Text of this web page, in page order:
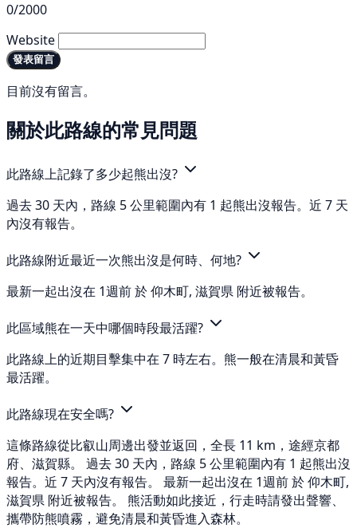
0/2000
Website
發表留言
目前沒有留言。
關於此路線的常見問題
此路線上記錄了多少起熊出沒?
過去 30 天內，路線 5 公里範圍內有 1 起熊出沒報告。近 7 天
內沒有報告。
此路線附近最近一次熊出沒是何時、何地?
最新一起出沒在 1週前 於 仰木町, 滋賀県 附近被報告。
此區域熊在一天中哪個時段最活躍?
此路線上的近期目擊集中在 7 時左右。熊一般在清晨和黃昏
最活躍。
此路線現在安全嗎?
這條路線從比叡山周邊出發並返回，全長 11 km，途經京都
府、滋賀縣。 過去 30 天內，路線 5 公里範圍內有 1 起熊出沒
報告。近 7 天內沒有報告。 最新一起出沒在 1週前 於 仰木町,
滋賀県 附近被報告。 熊活動如此接近，行走時請發出聲響、
攜帶防熊噴霧，避免清晨和黃昏進入森林。